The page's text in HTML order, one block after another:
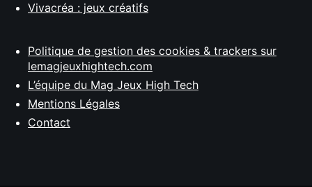
Vivacréa : jeux créatifs
Politique de gestion des cookies & trackers sur
lemagjeuxhightech.com
L’équipe du Mag Jeux High Tech
Mentions Légales
Contact